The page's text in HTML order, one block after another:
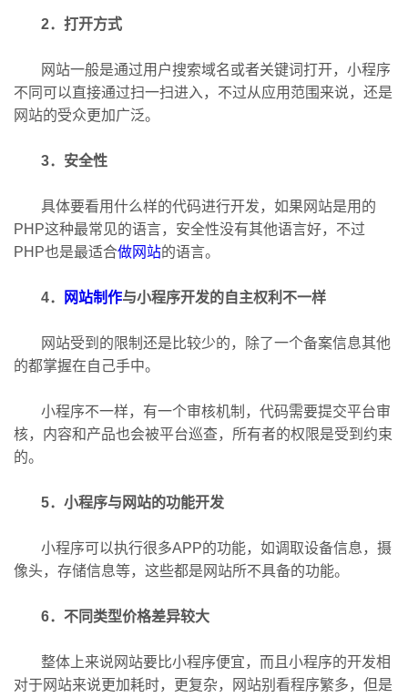
2．打开方式
网站一般是通过用户搜索域名或者关键词打开，小程序
不同可以直接通过扫一扫进入，不过从应用范围来说，还是
网站的受众更加广泛。
3．安全性
具体要看用什么样的代码进行开发，如果网站是用的
PHP这种最常见的语言，安全性没有其他语言好，不过
PHP也是最适合做网站的语言。
4． 网站制作与小程序开发的自主权利不一样
网站受到的限制还是比较少的，除了一个备案信息其他
的都掌握在自己手中。
小程序不一样，有一个审核机制，代码需要提交平台审
核，内容和产品也会被平台巡查，所有者的权限是受到约束
的。
5．小程序与网站的功能开发
小程序可以执行很多APP的功能，如调取设备信息，摄
像头，存储信息等，这些都是网站所不具备的功能。
6．不同类型价格差异较大
整体上来说网站要比小程序便宜，而且小程序的开发相
对于网站来说更加耗时，更复杂，网站别看程序繁多，但是